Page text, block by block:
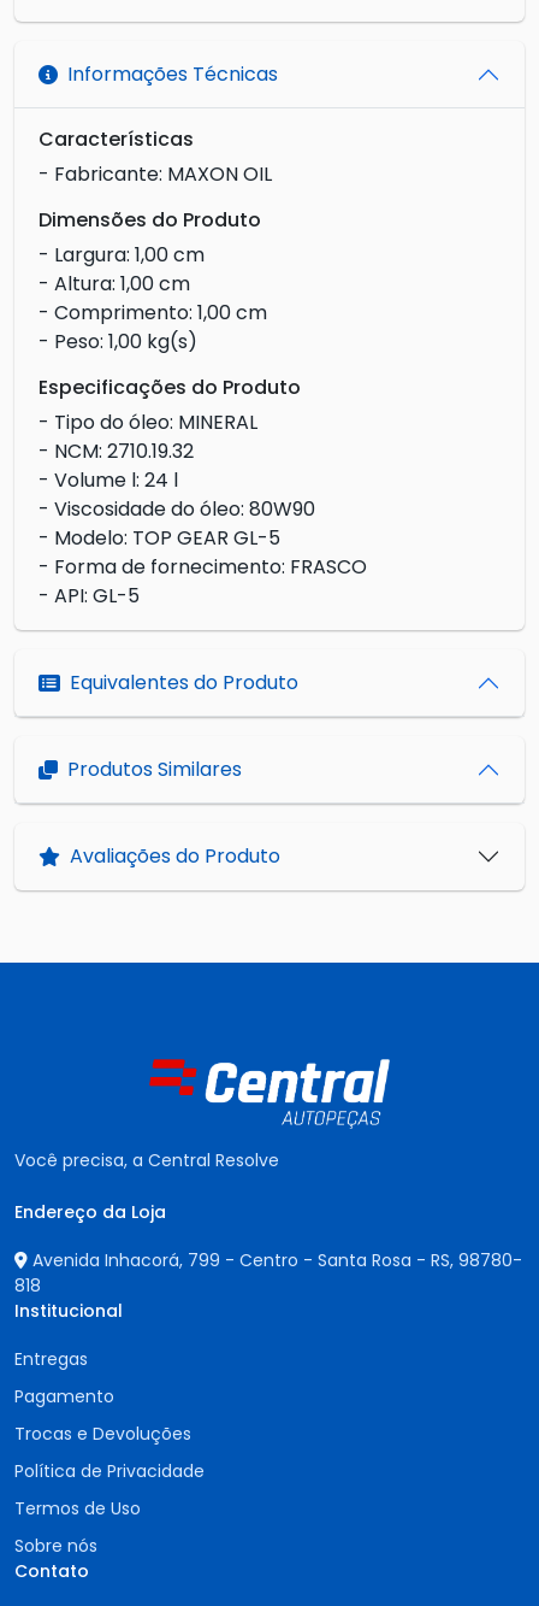
Informações Técnicas
Características
- Fabricante: MAXON OIL
Dimensões do Produto
- Largura: 1,00 cm
- Altura: 1,00 cm
- Comprimento: 1,00 cm
- Peso: 1,00 kg(s)
Especificações do Produto
- Tipo do óleo: MINERAL
- NCM: 2710.19.32
- Volume l: 24 l
- Viscosidade do óleo: 80W90
- Modelo: TOP GEAR GL-5
- Forma de fornecimento: FRASCO
- API: GL-5
Equivalentes do Produto
Produtos Similares
Avaliações do Produto
Você precisa, a Central Resolve
Endereço da Loja
Avenida Inhacorá, 799 - Centro - Santa Rosa - RS, 98780-
818
Institucional
Entregas
Pagamento
Trocas e Devoluções
Política de Privacidade
Termos de Uso
Sobre nós
Contato